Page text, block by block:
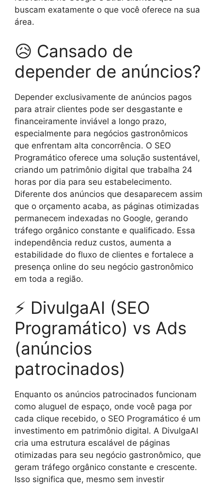
buscam exatamente o que você oferece na sua
área.
😥 Cansado de
depender de anúncios?
Depender exclusivamente de anúncios pagos
para atrair clientes pode ser desgastante e
financeiramente inviável a longo prazo,
especialmente para negócios gastronômicos
que enfrentam alta concorrência. O SEO
Programático oferece uma solução sustentável,
criando um patrimônio digital que trabalha 24
horas por dia para seu estabelecimento.
Diferente dos anúncios que desaparecem assim
que o orçamento acaba, as páginas otimizadas
permanecem indexadas no Google, gerando
tráfego orgânico constante e qualificado. Essa
independência reduz custos, aumenta a
estabilidade do fluxo de clientes e fortalece a
presença online do seu negócio gastronômico
em toda a região.
⚡ DivulgaAI (SEO
Programático) vs Ads
(anúncios
patrocinados)
Enquanto os anúncios patrocinados funcionam
como aluguel de espaço, onde você paga por
cada clique recebido, o SEO Programático é um
investimento em patrimônio digital. A DivulgaAI
cria uma estrutura escalável de páginas
otimizadas para seu negócio gastronômico, que
geram tráfego orgânico constante e crescente.
Isso significa que, mesmo sem investir